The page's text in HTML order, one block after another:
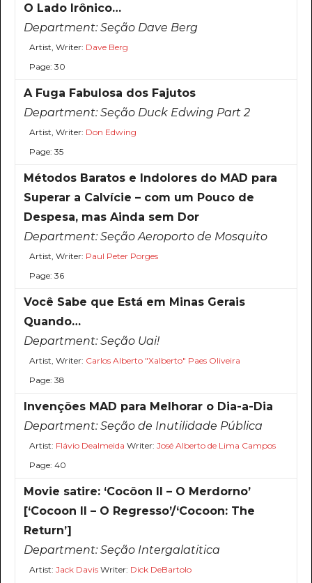
O Lado Irônico…
Department:Seção Dave Berg
Artist, Writer: Dave Berg
Page: 30
A Fuga Fabulosa dos Fajutos
Department:Seção Duck Edwing Part 2
Artist, Writer: Don Edwing
Page: 35
Métodos Baratos e Indolores do MAD para
Superar a Calvície – com um Pouco de
Despesa, mas Ainda sem Dor
Department:Seção Aeroporto de Mosquito
Artist, Writer: Paul Peter Porges
Page: 36
Você Sabe que Está em Minas Gerais
Quando…
Department:Seção Uai!
Artist, Writer: Carlos Alberto "Xalberto" Paes Oliveira
Page: 38
Invenções MAD para Melhorar o Dia-a-Dia
Department:Seção de Inutilidade Pública
Artist: Flávio Dealmeida Writer: José Alberto de Lima Campos
Page: 40
Movie satire: ‘Cocôon II – O Merdorno’
[‘Cocoon II – O Regresso’/‘Cocoon: The
Return’]
Department:Seção Intergalatitica
Artist: Jack DavisWriter: Dick DeBartolo